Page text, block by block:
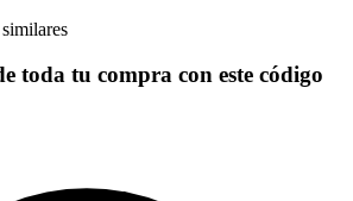
toda tu compra con este código